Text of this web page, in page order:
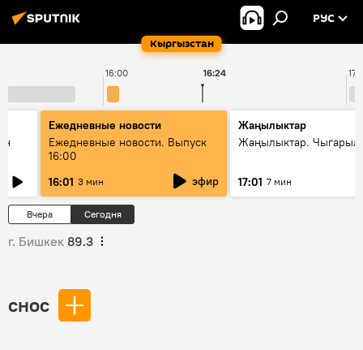
Кыргызстан
РУС
16:00 16:24
Ежедневные новости
Ежедневные новости. Выпуск
16:00
16:01 3 мин эфир
Жаңылыктар
Жаңылыктар.
17:01 7 мин
Вчера Сегодня
г. Бишкек 89.3
снос